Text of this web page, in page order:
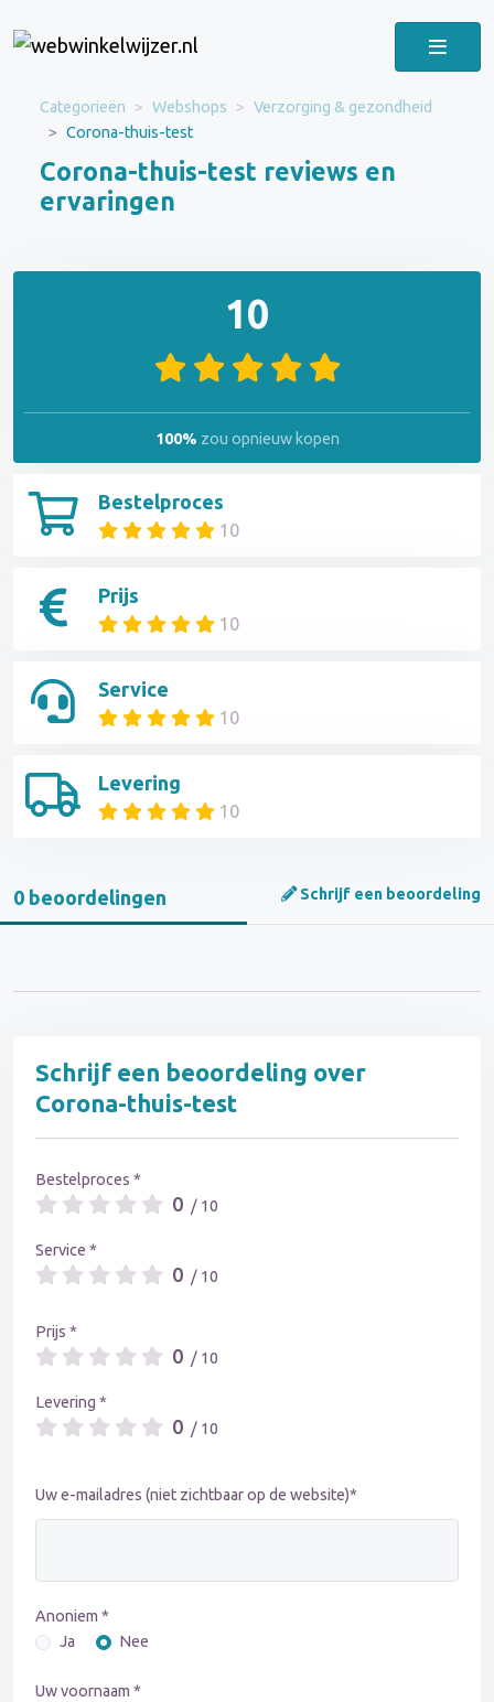
Categorieën Webshops
Verzorging & gezondheid
Corona-thuis-test
Corona-thuis-test reviews en
ervaringen
Bestelproces
10
Prijs
10
Service
10
Levering
10
10
100% zou opnieuw kopen
0 beoordelingen Schrijf een beoordeling
Schrijf een beoordeling over
Corona-thuis-test
Bestelproces *
0 / 10
Service *
0 / 10
Prijs *
0 / 10
Levering *
0 / 10
Uw e-mailadres (niet zichtbaar op de website)*
Anoniem *
Ja
Nee
Uw voornaam *